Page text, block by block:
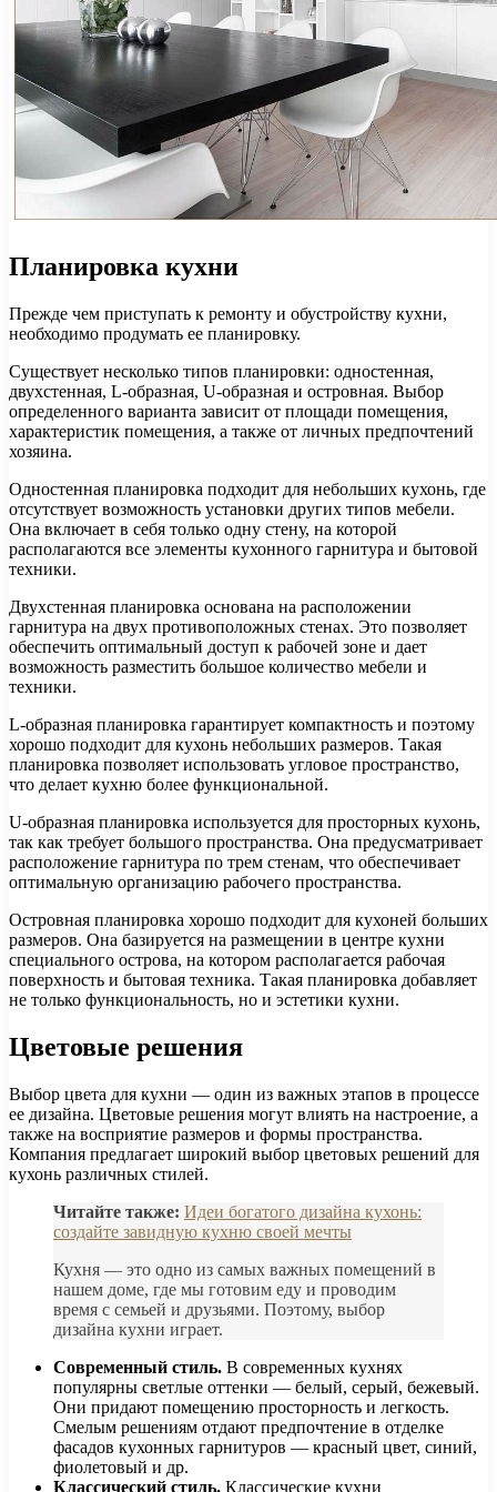
Планировка кухни
Прежде чем приступать к ремонту и обустройству кухни,
необходимо продумать ее планировку.
Существует несколько типов планировки: одностенная,
двухстенная, L-образная, U-образная и островная. Выбор
определенного варианта зависит от площади помещения,
характеристик помещения, а также от личных предпочтений
хозяина.
Одностенная планировка подходит для небольших кухонь, где
отсутствует возможность установки других типов мебели.
Она включает в себя только одну стену, на которой
располагаются все элементы кухонного гарнитура и бытовой
техники.
Двухстенная планировка основана на расположении
гарнитура на двух противоположных стенах. Это позволяет
обеспечить оптимальный доступ к рабочей зоне и дает
возможность разместить большое количество мебели и
техники.
L-образная планировка гарантирует компактность и поэтому
хорошо подходит для кухонь небольших размеров. Такая
планировка позволяет использовать угловое пространство,
что делает кухню более функциональной.
U-образная планировка используется для просторных кухонь,
так как требует большого пространства. Она предусматривает
расположение гарнитура по трем стенам, что обеспечивает
оптимальную организацию рабочего пространства.
Островная планировка хорошо подходит для кухоней больших
размеров. Она базируется на размещении в центре кухни
специального острова, на котором располагается рабочая
поверхность и бытовая техника. Такая планировка добавляет
не только функциональность, но и эстетики кухни.
Цветовые решения
Выбор цвета для кухни — один из важных этапов в процессе
ее дизайна. Цветовые решения могут влиять на настроение, а
также на восприятие размеров и формы пространства.
Компания предлагает широкий выбор цветовых решений для
кухонь различных стилей.
Читайте также: Идеи богатого дизайна кухонь:
создайте завидную кухню своей мечты
Кухня — это одно из самых важных помещений в
нашем доме, где мы готовим еду и проводим
время с семьей и друзьями. Поэтому, выбор
дизайна кухни играет.
Современный стиль. В современных кухнях
популярны светлые оттенки — белый, серый, бежевый.
Они придают помещению просторность и легкость.
Смелым решениям отдают предпочтение в отделке
фасадов кухонных гарнитуров — красный цвет, синий,
фиолетовый и др.
Классический стиль. Классические кухни